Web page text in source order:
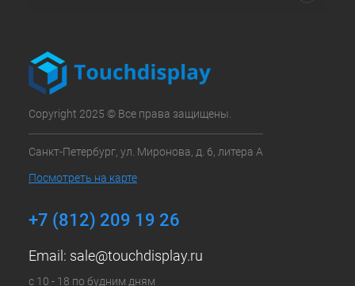
Copyright 2025 © Все права защищены.
Санкт-Петербург, ул. Миронова, д. 6, литера А
Посмотреть на карте
+7 (812) 209 19 26
Email: sale@touchdisplay.ru
с 10 - 18 по будним дням